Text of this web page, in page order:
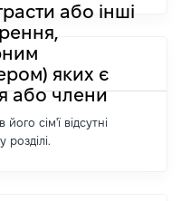
або інші
яких є
або члени
сім'ї відсутні